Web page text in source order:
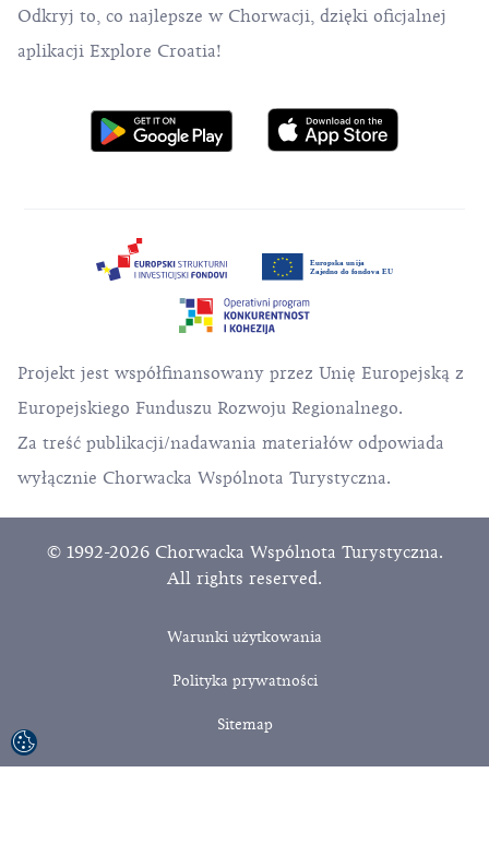
Odkryj to, co najlepsze w Chorwacji, dzięki oficjalnej
aplikacji Explore Croatia!
Projekt jest współfinansowany przez Unię Europejską z
Europejskiego Funduszu Rozwoju Regionalnego.
Za treść publikacji/nadawania materiałów odpowiada
wyłącznie Chorwacka Wspólnota Turystyczna.
© 1992-2026 Chorwacka Wspólnota Turystyczna.
All rights reserved.
Warunki użytkowania
Polityka prywatności
Sitemap